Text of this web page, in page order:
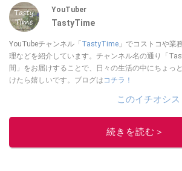
YouTuber
TastyTime
YouTubeチャンネル「 TastyTime 」でコストコや業
理などを紹介しています。チャンネル名の通り「
間」をお届けすることで、日々の生活の中にちょっ
けたら嬉しいです。ブログは コチラ！
このイチオシ
続きを読む＞